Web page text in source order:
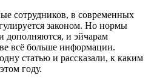
сотрудников, в современных
законом. Но нормы
дополняются, и эйчарам
всё больше информации.
статью и рассказали, к каким
году.